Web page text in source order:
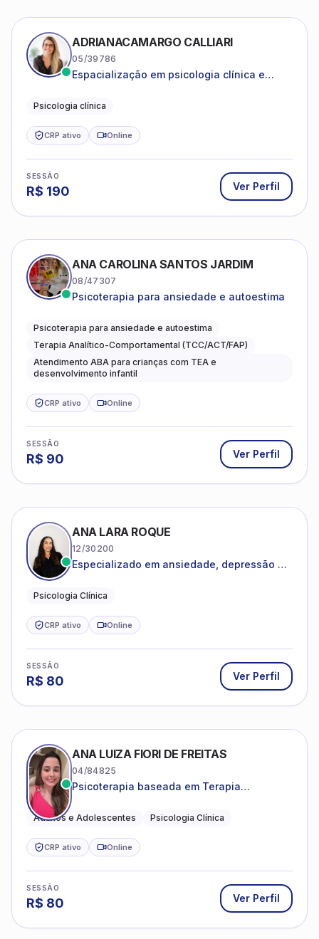
ADRIANACAMARGO CALLIARI
05/39786
Espacialização em psicologia clínica e
Psicologia clínica
CRP ativo Online
SESSÃO
R$ 190 Ver Perfil
ANA CAROLINA SANTOS JARDIM
08/47307
Psicoterapia para ansiedade e autoestima
Psicoterapia para ansiedade e autoestima
Terapia Analítico-Comportamental (TCC/ACT/FAP)
Atendimento ABA para crianças com TEA e
desenvolvimento infantil
CRP ativo Online
SESSÃO
R$ 90 Ver Perfil
ANA LARA ROQUE
12/30200
Especializado em ansiedade, depressão e
Psicologia Clínica
CRP ativo Online
SESSÃO
R$ 80 Ver Perfil
ANA LUIZA FIORI DE FREITAS
04/84825
Psicoterapia baseada em Terapia
Adultos e Adolescentes Psicologia Clínica
CRP ativo Online
SESSÃO
R$ 80 Ver Perfil